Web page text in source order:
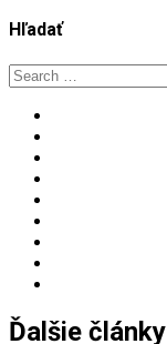
Hľadať
Search
for:
Ďalšie články